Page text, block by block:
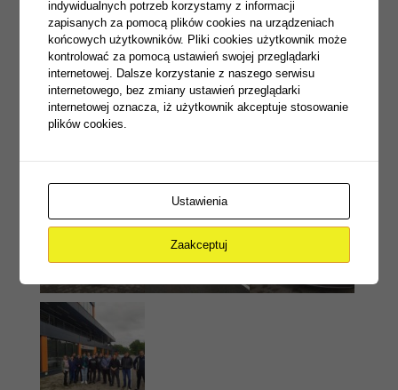
imprezie
Jak zwykle, all the best and stay tuned- Łukasz Kowalski
A właśnie…już niedługo materiał video
indywidualnych potrzeb korzystamy z informacji
zapisanych za pomocą plików cookies na urządzeniach
końcowych użytkowników. Pliki cookies użytkownik może
kontrolować za pomocą ustawień swojej przeglądarki
internetowej. Dalsze korzystanie z naszego serwisu
internetowego, bez zmiany ustawień przeglądarki
internetowej oznacza, iż użytkownik akceptuje stosowanie
plików cookies.
Ustawienia
Zaakceptuj